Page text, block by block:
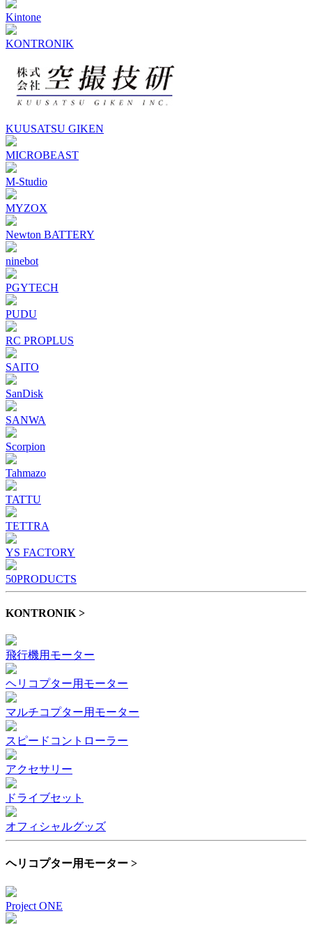
Kintone
KONTRONIK
KUUSATSU GIKEN
MICROBEAST
M-Studio
MYZOX
Newton BATTERY
ninebot
PGYTECH
PUDU
RC PROPLUS
SAITO
SanDisk
SANWA
Scorpion
Tahmazo
TATTU
TETTRA
YS FACTORY
50PRODUCTS
KONTRONIK >
飛行機用モーター
ヘリコプター用モーター
マルチコプター用モーター
スピードコントローラー
アクセサリー
ドライブセット
オフィシャルグッズ
ヘリコプター用モーター >
Project ONE